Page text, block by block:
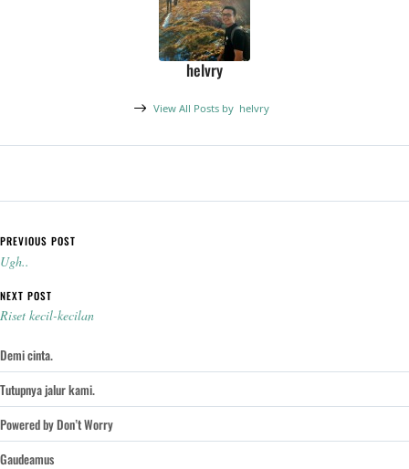
helvry
View All Posts by helvry
Post navigation
PREVIOUS POST
Ugh..
NEXT POST
Riset kecil-kecilan
Demi cinta.
Tutupnya jalur kami.
Powered by Don’t Worry
Gaudeamus